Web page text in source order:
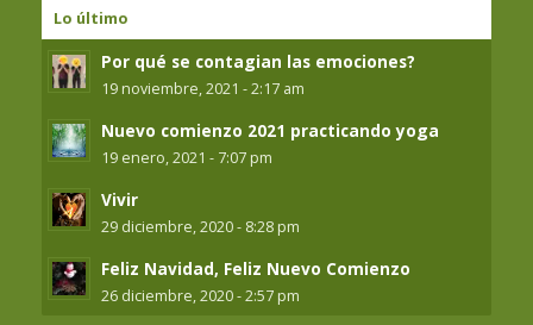
Lo último
Por qué se contagian las emociones?
19 noviembre, 2021 - 2:17 am
Nuevo comienzo 2021 practicando yoga
19 enero, 2021 - 7:07 pm
Vivir
29 diciembre, 2020 - 8:28 pm
Feliz Navidad, Feliz Nuevo Comienzo
26 diciembre, 2020 - 2:57 pm